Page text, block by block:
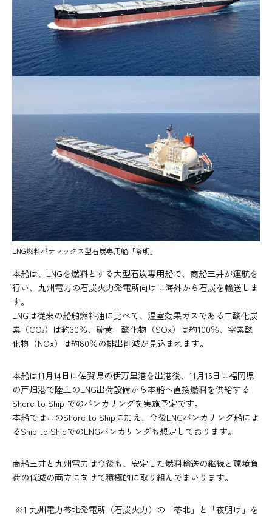
LNG燃料パナマックス型石炭専用船「苓明」
本船は、LNGを燃料とする大型石炭専用船で、商船三井が運航を
行い、九州電力の石炭火力発電所向けに海外から石炭を輸送しま
す。
LNGは従来の船舶燃料油に比べて、温室効果ガスである二酸化炭
素（CO2）は約30％、硫黄 酸化物（SOx）は約100％、窒素酸
化物（NOx）は約80％の排出削減が見込まれます。
本船は11月14日に佐賀県の伊万里港を出港後、11月15日に福岡県
の戸畑港で陸上のLNG出荷設備から本船へ直接燃料を供給する
Shore to Ship でのバンカリングを実施予定です。
本船ではこのShore to Shipに加え、今後LNGバンカリング船によ
るShip to ShipでのLNGバンカリングも想定しております。
商船三井と九州電力は今後も、安定した燃料輸送の継続と環境負
荷の低減の両立に向けて積極的に取り組んでまいります。
※1 九州電力苓北発電所（石炭火力）の「苓北」と「夜明け」を